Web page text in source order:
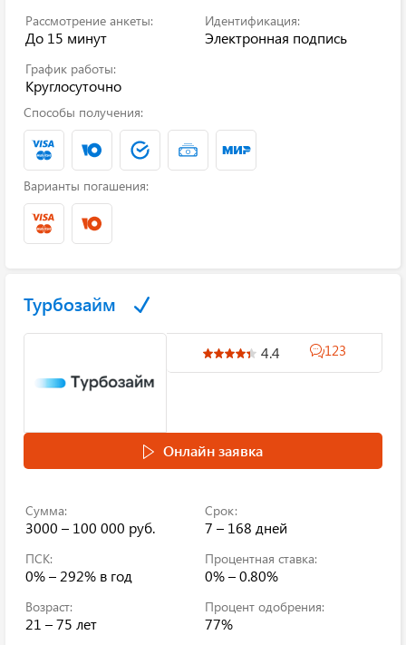
Рассмотрение анкеты:
До 15 минут
Идентификация:
Электронная подпись
График работы:
Круглосуточно
Способы получения:
Варианты погашения:
Турбозайм
4.4 123
Онлайн заявка
Сумма:
3000 – 100 000 руб.
Срок:
7 – 168 дней
ПСК:
0% – 292% в год
Процентная ставка:
0% – 0.80%
Возраст:
21 – 75 лет
Процент одобрения:
77%